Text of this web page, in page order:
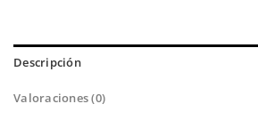
Descripción
Valoraciones (0)